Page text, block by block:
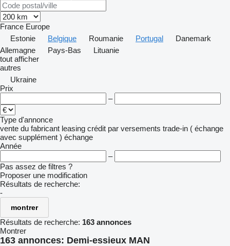
France Europe
Estonie
Belgique Roumanie Portugal
Danemark
Allemagne
Pays-Bas
Lituanie
tout afficher
autres
Ukraine
Prix
–
Type d'annonce
vente du fabricant leasing crédit par versements trade-in ( échange
avec supplément ) échange
Année
–
Pas assez de filtres ?
Proposer une modification
Résultats de recherche:
-
montrer
Résultats de recherche: 163 annonces
Montrer
163 annonces: Demi-essieux MAN